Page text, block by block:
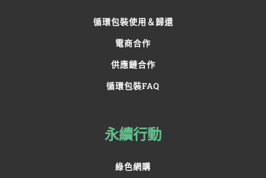
循環包裝使用＆歸還
電商合作
供應鏈合作
循環包裝FAQ
永續行動
綠色網購